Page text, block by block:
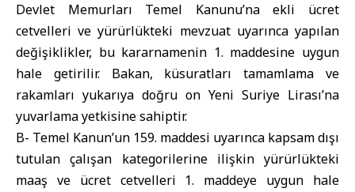
Devlet Memurları Temel Kanunu’na ekli ücret
cetvelleri ve yürürlükteki mevzuat uyarınca yapılan
değişiklikler, bu kararnamenin 1. maddesine uygun
hale getirilir. Bakan, küsuratları tamamlama ve
rakamları yukarıya doğru on Yeni Suriye Lirası’na
yuvarlama yetkisine sahiptir.
B- Temel Kanun’un 159. maddesi uyarınca kapsam dışı
tutulan çalışan kategorilerine ilişkin yürürlükteki
maaş ve ücret cetvelleri 1. maddeye uygun hale